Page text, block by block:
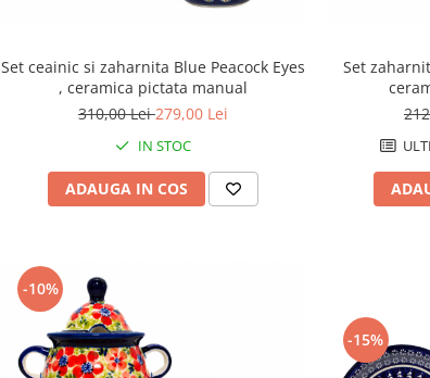
Set ceainic si zaharnita Blue Peacock Eyes
, ceramica pictata manual
310,00 Lei279,00 Lei
IN STOC
ADAUGA IN COS
Set
-10%
-15%